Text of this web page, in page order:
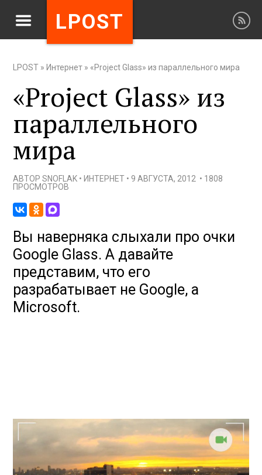
LPOST
LPOST » Интернет » «Project Glass» из параллельного мира
«Project Glass» из
параллельного
мира
АВТОРSNOFLAK • ИНТЕРНЕТ • 9 АВГУСТА, 2012 • 1808
ПРОСМОТРОВ
Вы наверняка слыхали про очки
Google Glass. А давайте
представим, что его
разрабатывает не Google, а
Microsoft.